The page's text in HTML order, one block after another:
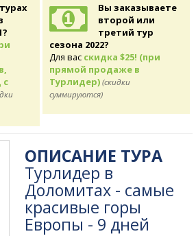
с
Вы заказываете
второй или
третий тур
сезона 2022?
Для вас скидка $25! (при
прямой продаже в
Турлидер) (скидки
суммируются)
ОПИСАНИЕ ТУРА
Турлидер в
Доломитах - самые
красивые горы
Европы - 9 дней